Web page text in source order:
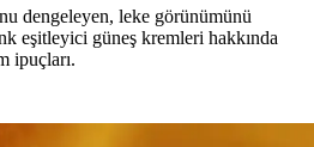
dengeleyen, leke görünümünü
eşitleyici güneş kremleri hakkında
ipuçları.